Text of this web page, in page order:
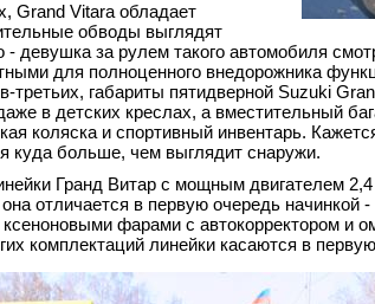
Grand Vitara обладает
обводы выглядят
девушка за рулем такого автомобиля
для полноценного внедорожника
габариты пятидверной Suzuki
в детских креслах, а вместительный
коляска и спортивный инвентарь.
куда больше, чем выглядит снаружи.
Гранд Витар с мощным двигателем
отличается в первую очередь начинкой
фарами с автокорректором и
комплектаций линейки касаются в